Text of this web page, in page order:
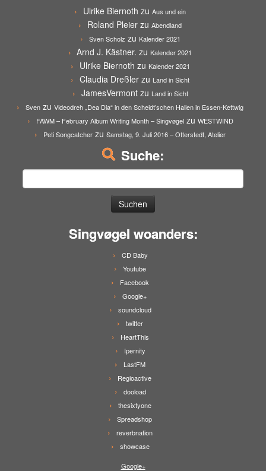
Ulrike Biernoth zu Aus und ein
Roland Pleier zu Abendland
Sven Scholz zu Kalender 2021
Arnd J. Kästner. zu Kalender 2021
Ulrike Biernoth zu Kalender 2021
Claudia Dreßler zu Land in Sicht
JamesVermontzu Land in Sicht
Sven zu Videodreh „Dea Dia“ in den Scheidt’schen Hallen in Essen-Kettwig
FAWM – February Album Writing Month – Singvøgelzu WESTWIND
Peti Songcatcher zu Samstag, 9. Juli 2016 – Otterstedt, Atelier
Suche:
Singvøgel woanders:
CD Baby
Youtube
Facebook
Google+
soundcloud
twitter
HeartThis
Ipernity
LastFM
Regioactive
dooload
thesixtyone
Spreadshop
reverbnation
showcase
Google+